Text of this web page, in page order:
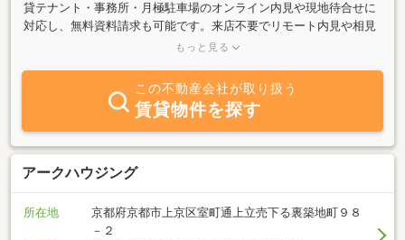
貸テナント・事務所・月極駐車場のオンライン内見や現地待合せに
対応し、無料資料請求も可能です。来店不要でリモート内見や相見
積もりの相談ができ、内装工事や不動産売買、居住用物件のご相談
ど、不動産に関するあらゆるニーズに幅広く対応しております。
もっと見る
この不動産会社が取り扱う
賃貸物件を探す
アークハウジング
所在地
京都府京都市上京区室町通上立売下る裏築地町９８
－２